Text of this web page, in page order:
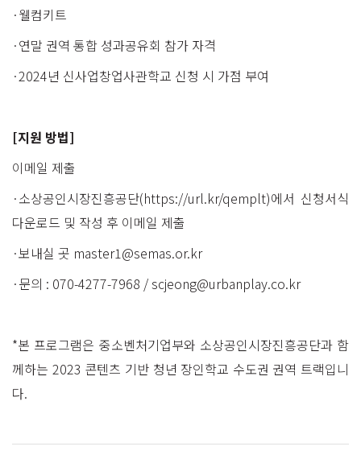
·웰컴키트
·연말 권역 통합 성과공유회 참가 자격
·2024년 신사업창업사관학교 신청 시 가점 부여
[지원 방법]
이메일 제출
·소상공인시장진흥공단(https://url.kr/qemplt)에서 신청서식
다운로드 및 작성 후 이메일 제출
·보내실 곳 master1@semas.or.kr
·문의 : 070-4277-7968 / scjeong@urbanplay.co.kr
*본 프로그램은 중소벤처기업부와 소상공인시장진흥공단과 함
께하는 2023 콘텐츠 기반 청년 장인학교 수도권 권역 트랙입니
다.